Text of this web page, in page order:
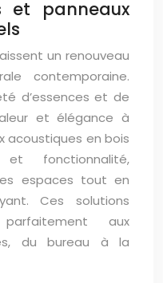
et panneaux
un renouveau
contemporaine.
d’essences et de
et élégance à
acoustiques en bois
fonctionnalité,
espaces tout en
Ces solutions
aux
du bureau à la